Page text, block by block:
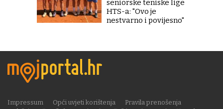
seniorske teniske lige
HTS-a: "Ovo je
nestvarno i povijesno"
Impressum Opći uvjeti korištenja
Pravila prenošenja